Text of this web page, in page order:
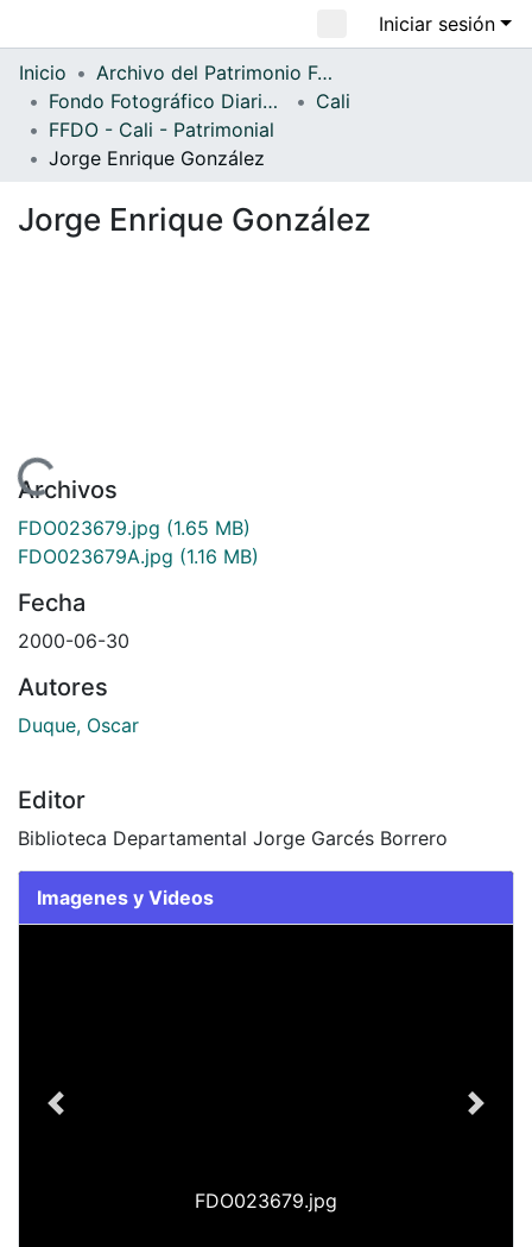
Todo DSpace
Estadísticas
Iniciar sesión
Inicio
Archivo del Patrimonio Fotográfico y Fílmico del Valle del Cauca
Fondo Fotográfico Diario Occidente
Cali
FFDO - Cali - Patrimonial
Jorge Enrique González
Jorge Enrique González
Archivos
FDO023679.jpg (1.65 MB)
FDO023679A.jpg (1.16 MB)
Fecha
2000-06-30
Autores
Duque, Oscar
Editor
Biblioteca Departamental Jorge Garcés Borrero
Imagenes y Videos
FDO023679.jpg
Previous Next